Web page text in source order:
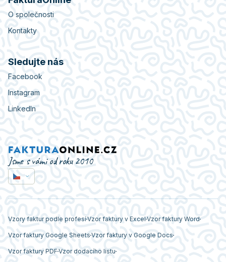
O společnosti
Kontakty
Sledujte nás
Facebook
Instagram
LinkedIn
Jsme s vámi od roku 2010
Vzory faktur podle profesíVzor faktury v Excel Vzor faktury Word
Vzor faktury Google Sheets Vzor faktury v Google Docs
Vzor faktury PDF Vzor dodacího listu